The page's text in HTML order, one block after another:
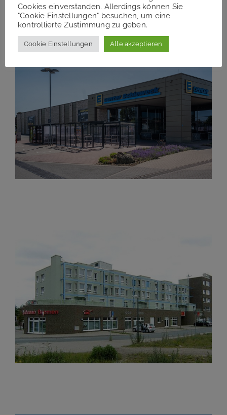
Hammer Fachmarkt Oyten
Cookies einverstanden. Allerdings können Sie
"Cookie Einstellungen" besuchen, um eine
kontrollierte Zustimmung zu geben.
Cookie Einstellungen Alle akzeptieren